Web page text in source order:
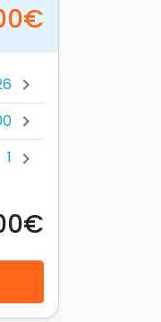
chevron_right
chevron_right
1 chevron_right